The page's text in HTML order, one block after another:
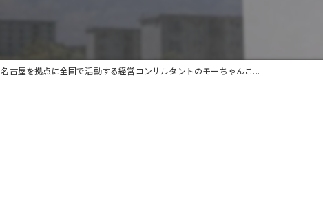
名古屋を拠点に全国で活動する経営コンサルタントのモーちゃんこ...